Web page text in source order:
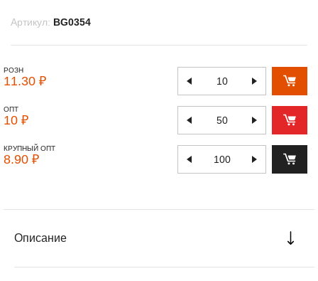
Артикул: BG0354
РОЗН
11.30 ₽
ОПТ
10 ₽
КРУПНЫЙ ОПТ
8.90 ₽
Описание